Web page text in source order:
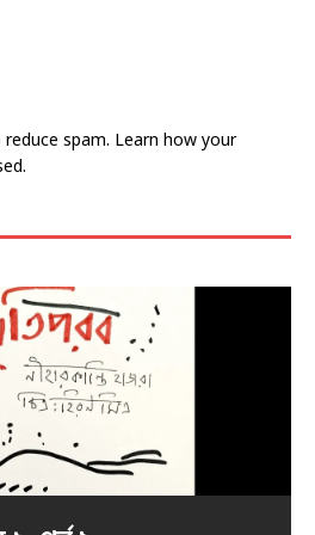
spam. Learn how your